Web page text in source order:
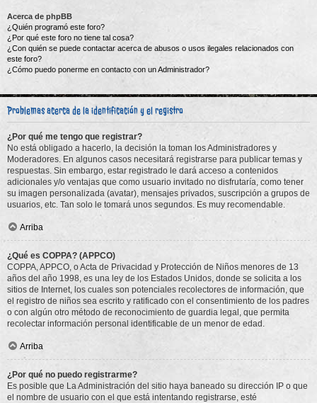
Acerca de phpBB
¿Quién programó este foro?
¿Por qué este foro no tiene tal cosa?
¿Con quién se puede contactar acerca de abusos o usos ilegales relacionados con
este foro?
¿Cómo puedo ponerme en contacto con un Administrador?
Problemas acerca de la identificación y el registro
¿Por qué me tengo que registrar?
No está obligado a hacerlo, la decisión la toman los Administradores y
Moderadores. En algunos casos necesitará registrarse para publicar temas y
respuestas. Sin embargo, estar registrado le dará acceso a contenidos
adicionales y/o ventajas que como usuario invitado no disfrutaría, como tener
su imagen personalizada (avatar), mensajes privados, suscripción a grupos de
usuarios, etc. Tan solo le tomará unos segundos. Es muy recomendable.
Arriba
¿Qué es COPPA? (APPCO)
COPPA, APPCO, o Acta de Privacidad y Protección de Niños menores de 13
años del año 1998, es una ley de los Estados Unidos, donde se solicita a los
sitios de Internet, los cuales son potenciales recolectores de información, que
el registro de niños sea escrito y ratificado con el consentimiento de los padres
o con algún otro método de reconocimiento de guardia legal, que permita
recolectar información personal identificable de un menor de edad.
Arriba
¿Por qué no puedo registrarme?
Es posible que La Administración del sitio haya baneado su dirección IP o que
el nombre de usuario con el que está intentando registrarse, esté